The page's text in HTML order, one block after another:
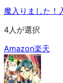
魔入りました
4人が選択
Amazon楽天